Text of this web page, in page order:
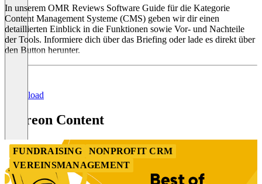
ContentManagementSysteme(CMS)
In unserem OMR Reviews Software Guide für die Kategorie
Content Management Systeme (CMS) geben wir dir einen
detaillierten Einblick in die Funktionen sowie Vor- und Nachteile
der Tools. Informiere dich über das Briefing oder lade es direkt über
den Button herunter.
Download
Patreon Content
FUNDRAISING
NONPROFIT CRM
VEREINSMANAGEMENT